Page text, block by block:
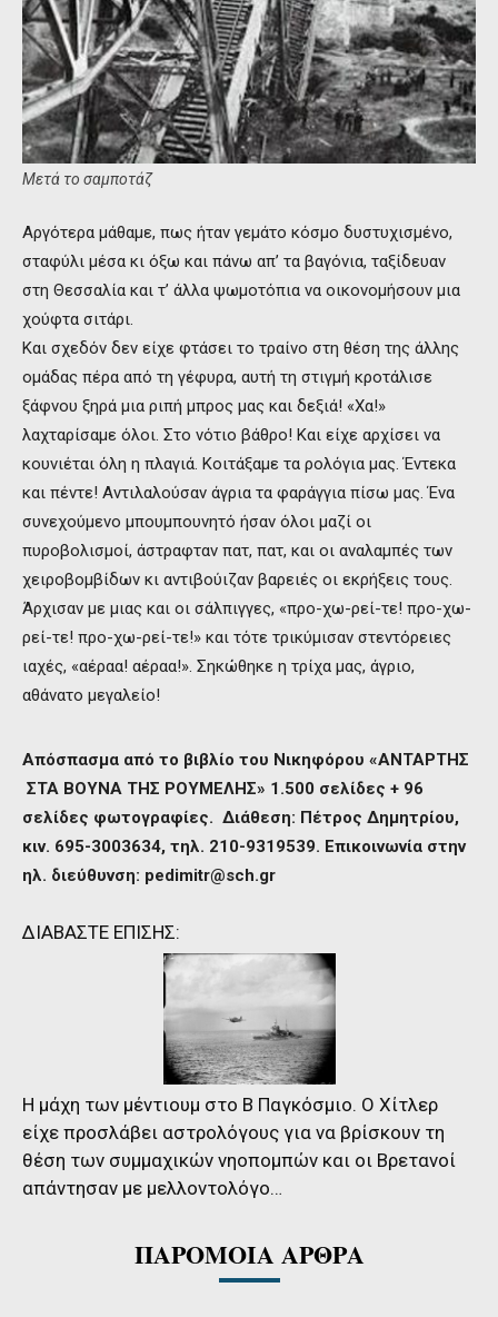
Μετά το σαμποτάζ
Αργότερα μάθαμε, πως ήταν γεμάτο κόσμο δυστυχισμένο,
σταφύλι μέσα κι όξω και πάνω απ’ τα βαγόνια, ταξίδευαν
στη Θεσσαλία και τ’ άλλα ψωμοτόπια να οικονομήσουν μια
χούφτα σιτάρι.
Και σχεδόν δεν είχε φτάσει το τραίνο στη θέση της άλλης
ομάδας πέρα από τη γέφυρα, αυτή τη στιγμή κροτάλισε
ξάφνου ξηρά μια ριπή μπρος μας και δεξιά! «Χα!»
λαχταρίσαμε όλοι. Στο νότιο βάθρο! Και είχε αρχίσει να
κουνιέται όλη η πλαγιά. Κοιτάξαμε τα ρολόγια μας. Έντεκα
και πέντε! Αντιλαλούσαν άγρια τα φαράγγια πίσω μας. Ένα
συνεχούμενο μπουμπουνητό ήσαν όλοι μαζί οι
πυροβολισμοί, άστραφταν πατ, πατ, και οι αναλαμπές των
χειροβομβίδων κι αντιβούιζαν βαρειές οι εκρήξεις τους.
Άρχισαν με μιας και οι σάλπιγγες, «προ-χω-ρεί-τε! προ-χω-
ρεί-τε! προ-χω-ρεί-τε!» και τότε τρικύμισαν στεντόρειες
ιαχές, «αέραα! αέραα!». Σηκώθηκε η τρίχα μας, άγριο,
αθάνατο μεγαλείο!
Απόσπασμα από το βιβλίο του Νικηφόρου «ΑΝΤΑΡΤΗΣ
ΣΤΑ ΒΟΥΝΑ ΤΗΣ ΡΟΥΜΕΛΗΣ» 1.500 σελίδες + 96
σελίδες φωτογραφίες. Διάθεση: Πέτρος Δημητρίου,
κιν. 695-3003634, τηλ. 210-9319539. Επικοινωνία στην
ηλ. διεύθυνση: pedimitr@sch.gr
ΔΙΑΒΑΣΤΕ ΕΠΙΣΗΣ:
Η μάχη των μέντιουμ στο Β Παγκόσμιο. Ο Χίτλερ
είχε προσλάβει αστρολόγους για να βρίσκουν τη
θέση των συμμαχικών νηοπομπών και οι Βρετανοί
απάντησαν με μελλοντολόγο…
ΠΑΡΟΜΟΙΑ ΑΡΘΡΑ